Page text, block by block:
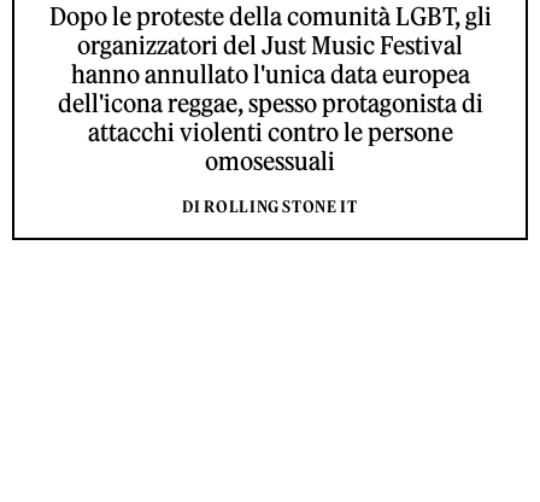
Dopo le proteste della comunità LGBT, gli
organizzatori del Just Music Festival
hanno annullato l'unica data europea
dell'icona reggae, spesso protagonista di
attacchi violenti contro le persone
omosessuali
DI ROLLING STONE IT